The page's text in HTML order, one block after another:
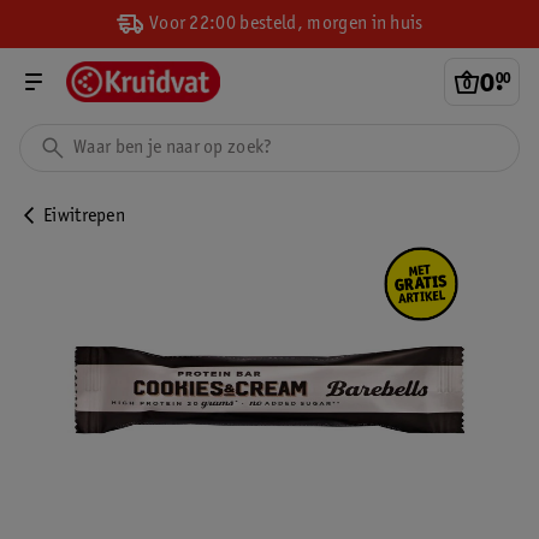
Voor 22:00 besteld, morgen in huis
0.
00
Eiwitrepen